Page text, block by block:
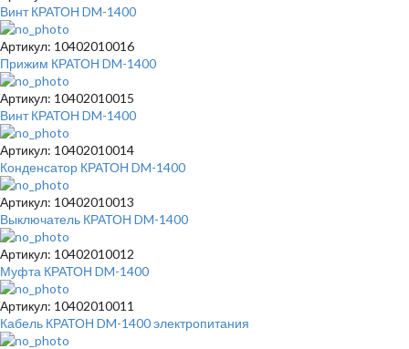
Винт КРАТОН DM-1400
Артикул: 10402010016
Прижим КРАТОН DM-1400
Артикул: 10402010015
Винт КРАТОН DM-1400
Артикул: 10402010014
Конденсатор КРАТОН DM-1400
Артикул: 10402010013
Выключатель КРАТОН DM-1400
Артикул: 10402010012
Муфта КРАТОН DM-1400
Артикул: 10402010011
Кабель КРАТОН DM-1400 электропитания